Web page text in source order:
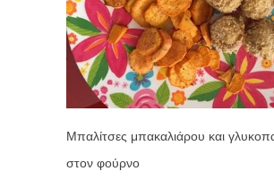
Μπαλίτσες μπακαλιάρου και
στον φούρνο